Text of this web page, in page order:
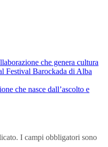
che genera cultura
Festival Barockada di Alba
che nasce dall’ascolto e
I campi obbligatori sono